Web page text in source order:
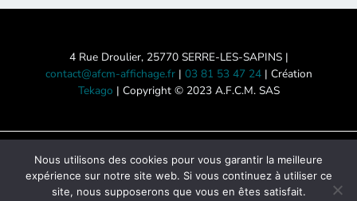
4 Rue Droulier, 25770 SERRE-LES-SAPINS |
contact@afcm-affichage.fr| 03 81 53 47 24| Création
Tekago | Copyright © 2023 A.F.C.M. SAS
Mentions légales-Politique de
confidentialité-Accessibilité des
Nous utilisons des cookies pour vous garantir la meilleure
expérience sur notre site web. Si vous continuez à utiliser ce
site, nous supposerons que vous en êtes satisfait.